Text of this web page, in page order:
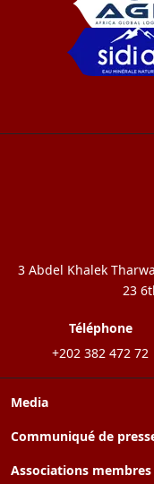
Media
Communiqué de
Associations membres
3 Abdel Khalek
23
Téléphone
+202 382 472 72